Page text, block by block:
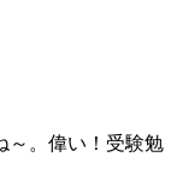
。偉い！受験勉